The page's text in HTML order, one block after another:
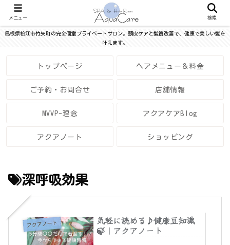
島根県松江市竹矢町の完全個室プライベートサロン。頭皮ケアと髪質改善で、健康で美しい髪を
叶えます。
トップページ ヘアメニュー＆料金
ご予約・お問合せ 店舗情報
MVVP-理念 アクアケアBlog
アクアノート ショッピング
深呼吸効果
アクアノート
気軽に読める♪健康豆知識
🍃｜アクアノート
メニュー 検索